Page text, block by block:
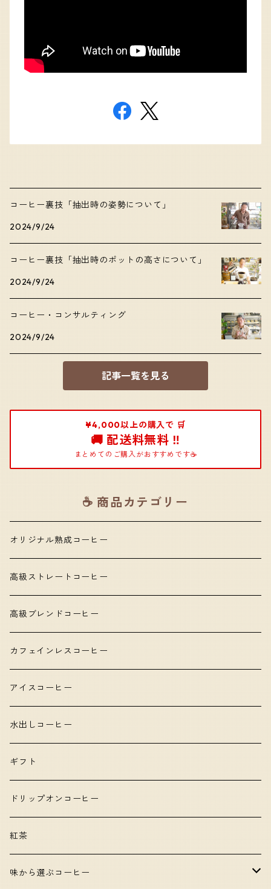
コーヒー裏技「抽出時の姿勢について」
2024/9/24
コーヒー裏技「抽出時のポットの高さについて」
2024/9/24
コーヒー・コンサルティング
2024/9/24
記事一覧を見る
¥4,000以上の購入で 🛒
🚚 配送料無料 ‼️
まとめてのご購入がおすすめです☕️
☕️ 商品カテゴリー
オリジナル熟成コーヒー
高級ストレートコーヒー
高級ブレンドコーヒー
カフェインレスコーヒー
アイスコーヒー
水出しコーヒー
ギフト
ドリップオンコーヒー
紅茶
味から選ぶコーヒー